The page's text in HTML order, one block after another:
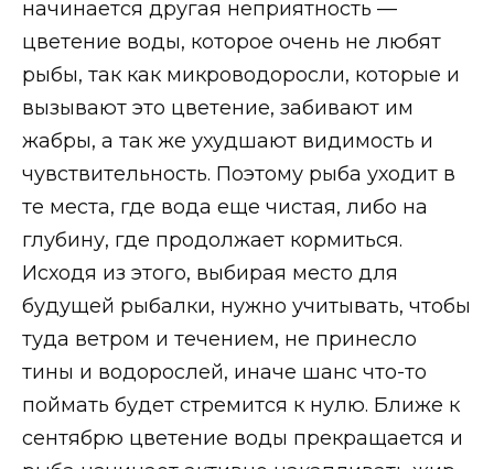
начинается другая неприятность —
цветение воды, которое очень не любят
рыбы, так как микроводоросли, которые и
вызывают это цветение, забивают им
жабры, а так же ухудшают видимость и
чувствительность. Поэтому рыба уходит в
те места, где вода еще чистая, либо на
глубину, где продолжает кормиться.
Исходя из этого, выбирая место для
будущей рыбалки, нужно учитывать, чтобы
туда ветром и течением, не принесло
тины и водорослей, иначе шанс что-то
поймать будет стремится к нулю. Ближе к
сентябрю цветение воды прекращается и